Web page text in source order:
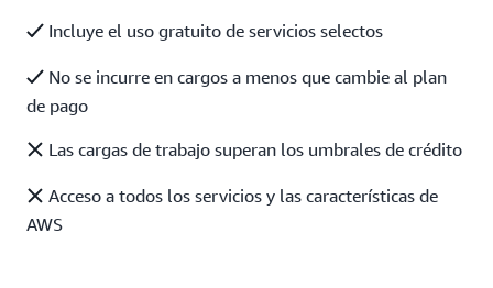
Incluye el uso gratuito de servicios selectos
No se incurre en cargos a menos que cambie al plan
de pago
Las cargas de trabajo superan los umbrales de crédito
Acceso a todos los servicios y las características de
AWS